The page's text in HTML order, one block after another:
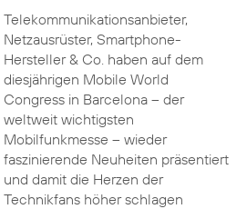
Telekommunikationsanbieter,
Netzausrüster, Smartphone-
Hersteller & Co. haben auf dem
diesjährigen Mobile World
Congress in Barcelona – der
weltweit wichtigsten
Mobilfunkmesse – wieder
faszinierende Neuheiten präsentiert
und damit die Herzen der
Technikfans höher schlagen